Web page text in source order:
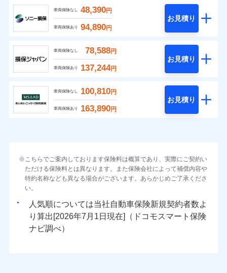
車両保険なし 48,390円
車両保険あり 94,890円
お見積り
車両保険なし 78,588円
車両保険あり 137,244円
お見積り
車両保険なし 100,810円
車両保険あり 163,890円
お見積り
こちらでご案内しております保険料は概算であり、実際にご契約い
ただける保険料とは異なります。また保険会社によって補償内容や
特約名称なども異なる場合がございます。あらかじめご了承くださ
い。
人気順については当社
新規契約者数よ
り算出[
年 月
日現在]（ドコモスマート保険
ナビ調べ）